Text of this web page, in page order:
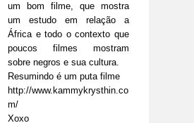
um bom filme, que mostra
um estudo em relação a
África e todo o contexto que
poucos filmes mostram
sobre negros e sua cultura.
Resumindo é um puta filme
http://www.kammykrysthin.co
m/
Xoxo